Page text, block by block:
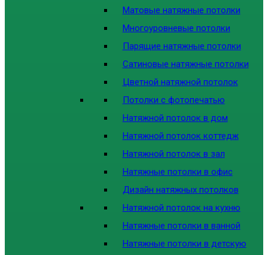
Матовые натяжные потолки
Многоуровневые потолки
Парящие натяжные потолки
Сатиновые натяжные потолки
Цветной натяжной потолок
Потолки с фотопечатью
Натяжной потолок в дом
Натяжной потолок коттедж
Натяжной потолок в зал
Натяжные потолки в офис
Дизайн натяжных потолков
Натяжной потолок на кухню
Натяжные потолки в ванной
Натяжные потолки в детскую